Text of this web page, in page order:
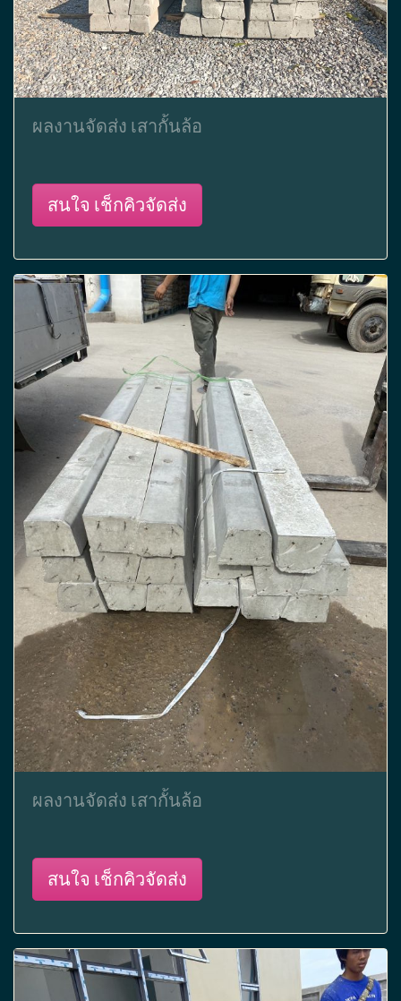
ผลงานจัดส่ง เสากั้นล้อ
สนใจ เช็กคิวจัดส่ง
ผลงานจัดส่ง เสากั้นล้อ
สนใจ เช็กคิวจัดส่ง